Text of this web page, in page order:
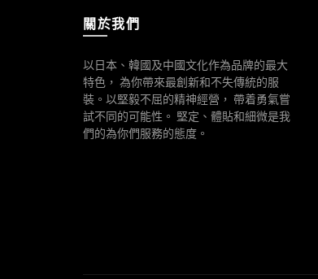
關於我們
以日本、韓國及中國文化作為品牌的最大
特色， 為你帶來最創新和不失傳統的服
裝。以堅毅不屈的精神經營， 帶着勇氣嘗
試不同的可能性。 堅定、體貼和細微是我
們的為你們服務的態度。